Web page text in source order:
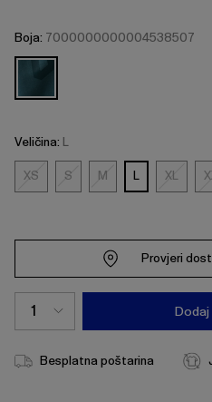
Boja: 7000000000004538507
Veličina: L
XS
XS SS MM L XL
XL
Provjeri
Dodaj
Besplatna poštarina